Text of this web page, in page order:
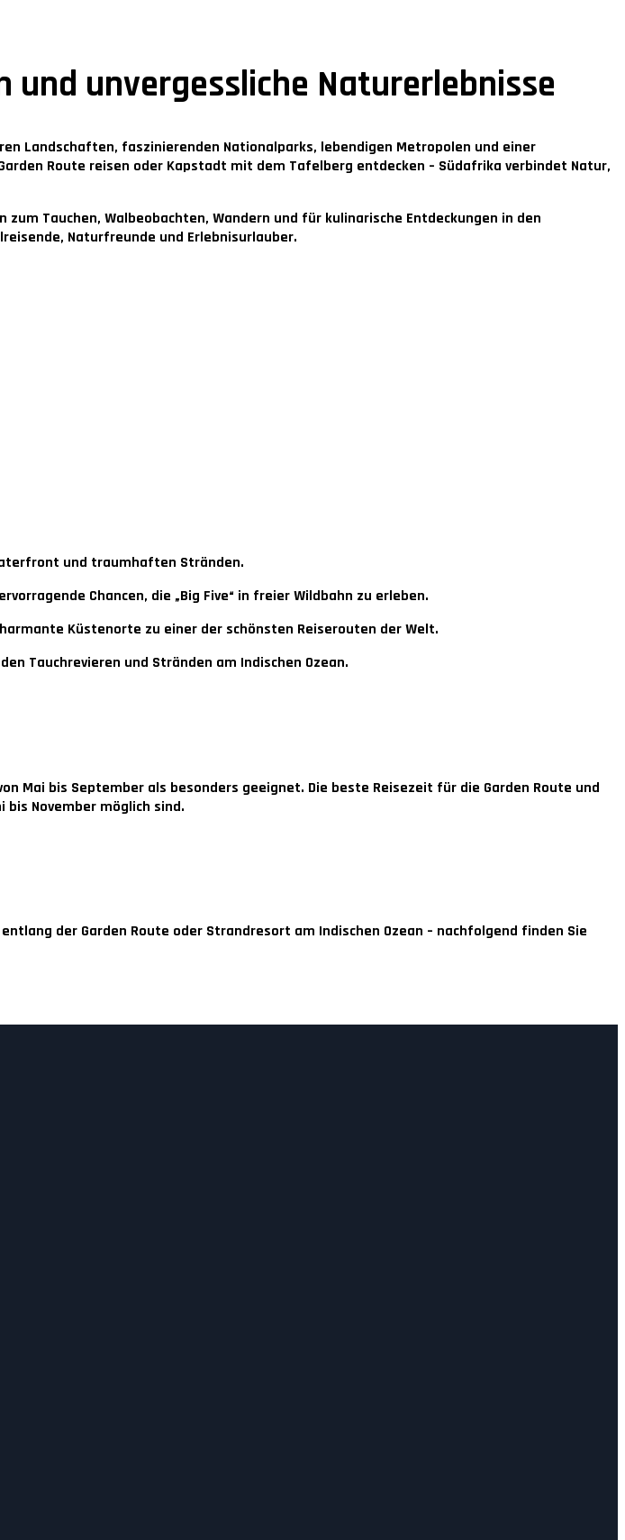
unvergessliche Naturerlebnisse
Landschaften, faszinierenden Nationalparks, lebendigen Metropolen und einer
Route reisen oder Kapstadt mit dem Tafelberg entdecken – Südafrika verbindet Natur,
Tauchen, Walbeobachten, Wandern und für kulinarische Entdeckungen in den
Naturfreunde und Erlebnisurlauber.
und traumhaften Stränden.
Chancen, die „Big Five“ in freier Wildbahn zu erleben.
Küstenorte zu einer der schönsten Reiserouten der Welt.
Tauchrevieren und Stränden am Indischen Ozean.
Mai bis September als besonders geeignet. Die beste Reisezeit für die Garden Route und
bis November möglich sind.
der Garden Route oder Strandresort am Indischen Ozean – nachfolgend finden Sie